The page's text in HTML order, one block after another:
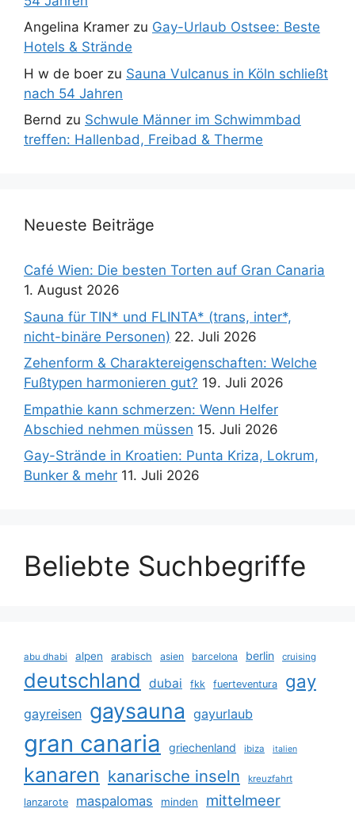
Angelina Kramer zu Gay-Urlaub Ostsee: Beste
Hotels & Strände
H w de boer zu Sauna Vulcanus in Köln schließt
nach 54 Jahren
Bernd zu Schwule Männer im Schwimmbad
treffen: Hallenbad, Freibad & Therme
Neueste Beiträge
Café Wien: Die besten Torten auf Gran Canaria
1. August 2026
Sauna für TIN* und FLINTA* (trans, inter*,
nicht-binäre Personen) 22. Juli 2026
Zehenform & Charaktereigenschaften: Welche
Fußtypen harmonieren gut? 19. Juli 2026
Empathie kann schmerzen: Wenn Helfer
Abschied nehmen müssen 15. Juli 2026
Gay-Strände in Kroatien: Punta Kriza, Lokrum,
Bunker & mehr 11. Juli 2026
Beliebte Suchbegriffe
abu dhabi alpen arabisch asien barcelona berlin cruising
deutschland dubai fkk fuerteventura gay
gayreisen gaysauna gayurlaub
gran canaria griechenland ibiza italien
kanaren kanarische inseln kreuzfahrt
lanzarote maspalomas minden mittelmeer